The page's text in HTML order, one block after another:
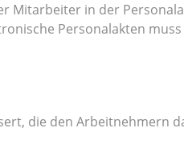
Mitarbeiter in der
Personalakten
die den Arbeitnehmern